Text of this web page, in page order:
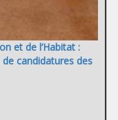
et de l’Habitat :
candidatures des